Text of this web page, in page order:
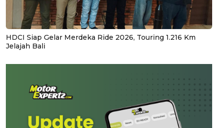
HDCI Siap Gelar Merdeka Ride 2026, Touring 1.216 Km
Jelajah Bali